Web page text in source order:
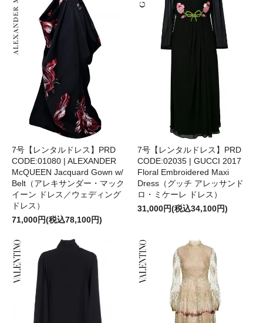
7号【レンタルドレス】PRD
CODE:01080 | ALEXANDER
McQUEEN Jacquard Gown w/
Belt（アレキサンダー・マック
イーン ドレス／ウェディング
ドレス）
71,000円(税込78,100円)
7号【レンタルドレス】PRD
CODE:02035 | GUCCI 2017
Floral Embroidered Maxi
Dress（グッチ アレッサンド
ロ・ミケーレ ドレス）
31,000円(税込34,100円)